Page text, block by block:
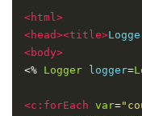
<html>
<head><title>
<body>
<% Logger logger=
<c:forEach var=